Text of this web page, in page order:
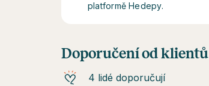
platformě Hedepy.
Doporučení od klientů
4 lidé doporučují